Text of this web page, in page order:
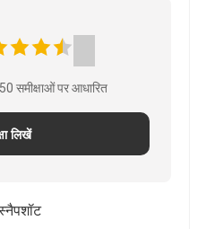
समीक्षाओं पर आधारित
लिखें